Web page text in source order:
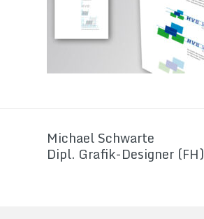
Michael Schwarte
Dipl. Grafik-Designer (FH)